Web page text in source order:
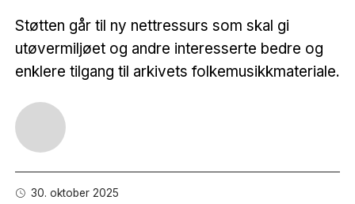
Støtten går til ny nettressurs som skal gi
utøvermiljøet og andre interesserte bedre og
enklere tilgang til arkivets folkemusikkmateriale.
30. oktober 2025